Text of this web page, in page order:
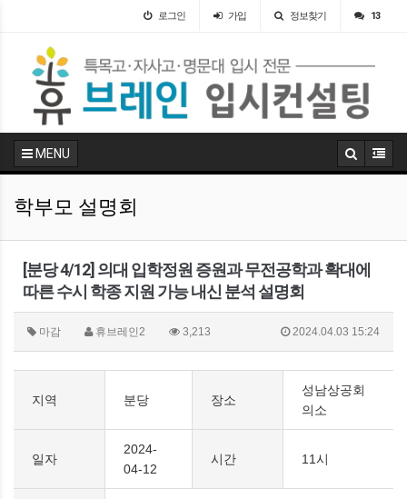
로그인 가입 정보찾기 13
MENU
학부모 설명회
[분당 4/12] 의대 입학정원 증원과 무전공학과 확대에
따른 수시 학종 지원 가능 내신 분석 설명회
마감 휴브레인2 3,213 2024.04.03 15:24
지역 분당 장소
성남상공회
의소
일자
2024-
04-12
시간 11시